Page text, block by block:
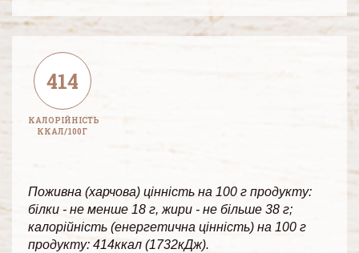
414
КАЛОРІЙНІСТЬ
ККАЛ/100Г
Поживна (харчова) цінність на 100 г продукту:
білки - не менше 18 г, жири - не більше 38 г;
калорійність (енергетична цінність) на 100 г
продукту: 414ккал (1732кДж).